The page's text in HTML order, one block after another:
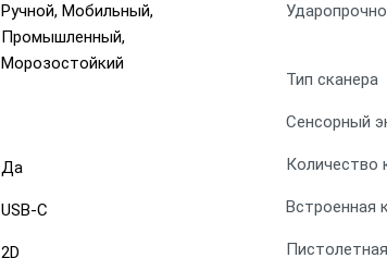
Ручной, Мобильный,
Промышленный,
Морозостойкий
Да
USB-C
2D
Тип сканера
Сенсорный
Количество
Встроенная